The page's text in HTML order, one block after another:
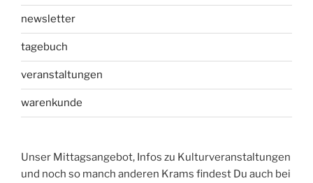
newsletter
tagebuch
veranstaltungen
warenkunde
Unser Mittagsangebot, Infos zu Kulturveranstaltungen
und noch so manch anderen Krams findest Du auch bei